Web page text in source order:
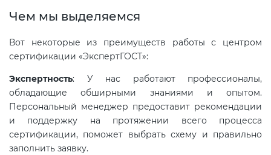
Чем мы выделяемся
Вот некоторые из преимуществ работы с центром
сертификации «ЭкспертГОСТ»:
Экспертность: У нас работают профессионалы,
обладающие обширными знаниями и опытом.
Персональный менеджер предоставит рекомендации
и поддержку на протяжении всего процесса
сертификации, поможет выбрать схему и правильно
заполнить заявку.
Остальное
БАДы
продукции (ТР ТС 021)
Декларирование алкогольной
продукции (ТР ЕАЭС 047)
Декларирование
электромагнитной